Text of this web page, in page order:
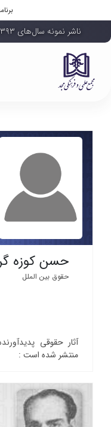
ناشر نمونه سال‌های ۱۳۹۳ و ۱۳۹۴ و ۱۳۹۷ جمهوری اسلامی ایران
حسن کوزه
حقوق بین الملل
آثار حقوقی
منتشر شده است :